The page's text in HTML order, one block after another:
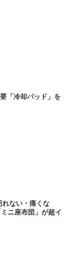
「冷却パッド」を
れない・痛くな
ニ座布団」が超イ